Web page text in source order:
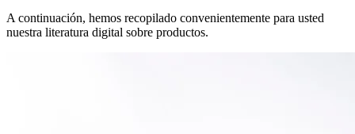
A continuación, hemos recopilado convenientemente para usted
nuestra literatura digital sobre productos.